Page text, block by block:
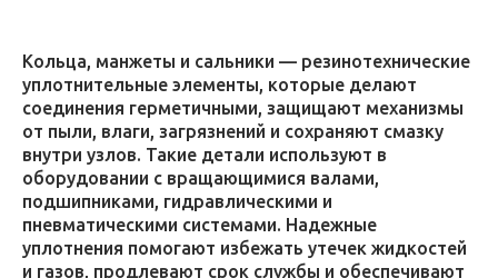
Кольца, манжеты и сальники — резинотехнические
уплотнительные элементы, которые делают
соединения герметичными, защищают механизмы
от пыли, влаги, загрязнений и сохраняют смазку
внутри узлов. Такие детали используют в
оборудовании с вращающимися валами,
подшипниками, гидравлическими и
пневматическими системами. Надежные
уплотнения помогают избежать утечек жидкостей
и газов, продлевают срок службы и обеспечивают